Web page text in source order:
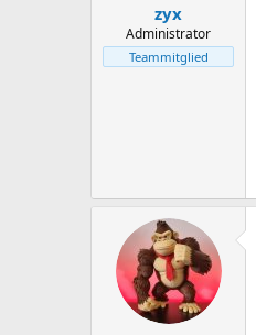
zyx
Administrator
Teammitglied